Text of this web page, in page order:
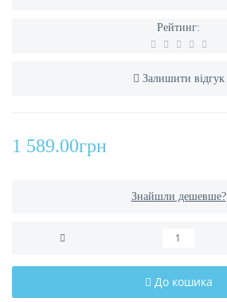
Рейтинг:
Залишити відгук
1 589.00грн
Знайшли дешевше?
До кошика